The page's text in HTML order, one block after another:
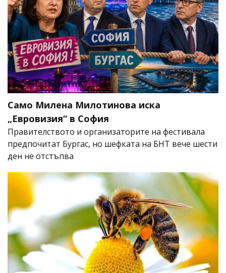
Само Милена Милотинова иска
„Евровизия“ в София
Правителството и организаторите на фестивала
предпочитат Бургас, но шефката на БНТ вече шести
ден не отстъпва